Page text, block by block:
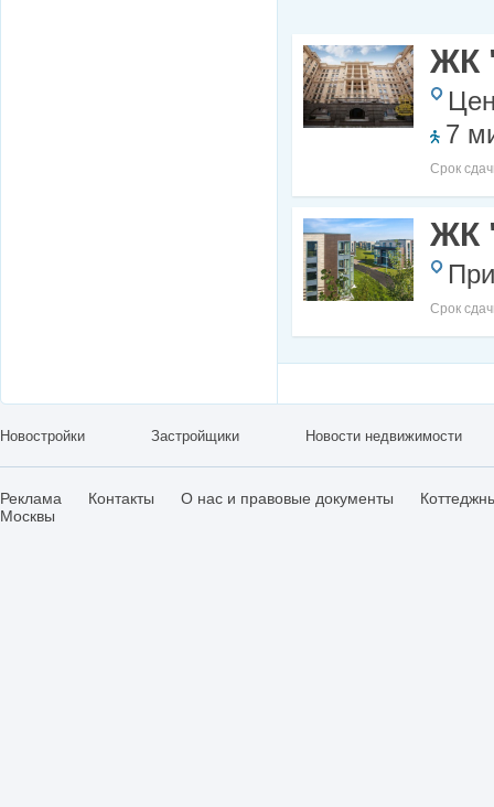
ЖК
7
Срок
ЖК
Срок
Новостройки Застройщики Новости недвижимости
Реклама Контакты О нас и правовые документы
Москвы